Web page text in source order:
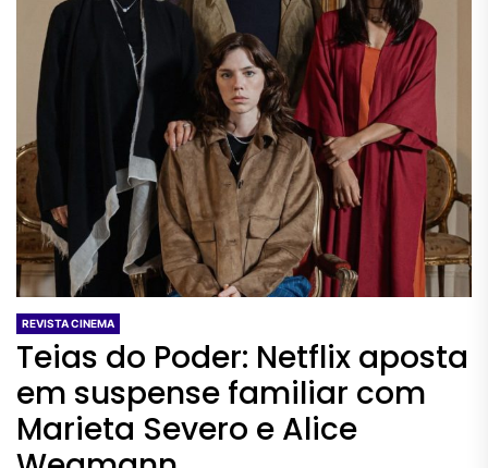
REVISTA CINEMA
Teias do Poder: Netflix aposta
em suspense familiar com
Marieta Severo e Alice